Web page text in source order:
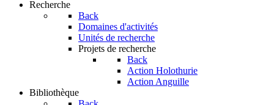
Recherche
Back
Domaines d'activités
Unités de recherche
Projets de recherche
Back
Action Holothurie
Action Anguille
Bibliothèque